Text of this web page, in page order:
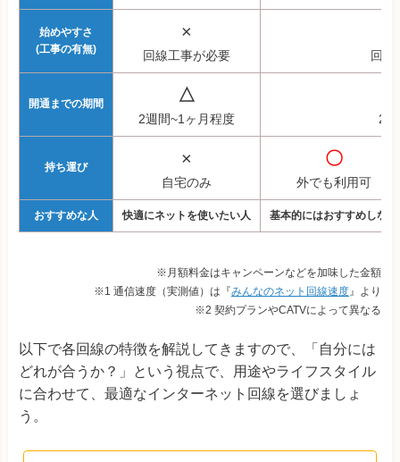
始めやすさ
(工事の有無)
×
回線工事が必要 回線
開通までの期間 △
2週間~1ヶ月程度
持ち運び ×
自宅のみ
〇
外でも利用可
おすすめな人 快適にネットを使いたい人 基本的にはおすすめしない
※月額料金はキャンペーンなどを加味した金額
※1 通信速度（実測値）は『みんなのネット回線速度』より
※2 契約プランやCATVによって異なる
以下で各回線の特徴を解説してきますので、「自分には
どれが合うか？」という視点で、用途やライフスタイル
に合わせて、最適なインターネット回線を選びましょ
う。